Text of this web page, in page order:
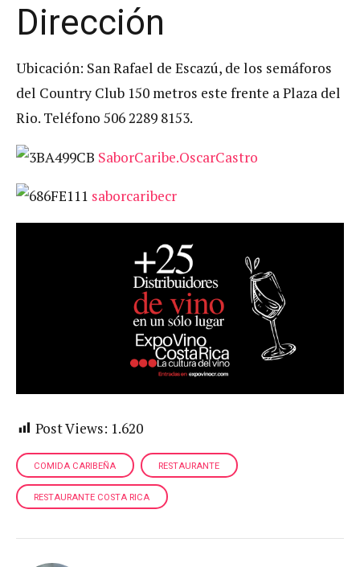
Dirección
Ubicación: San Rafael de Escazú, de los semáforos
del Country Club 150 metros este frente a Plaza del
Rio. Teléfono 506 2289 8153.
SaborCaribe.OscarCastro
saborcaribecr
Post Views: 1.620
COMIDA CARIBEÑA RESTAURANTE
RESTAURANTE COSTA RICA